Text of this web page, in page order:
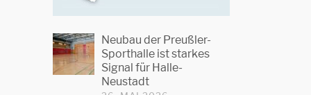
Neubau der Preußler-
Sporthalle ist starkes
Signal für Halle-
Neustadt